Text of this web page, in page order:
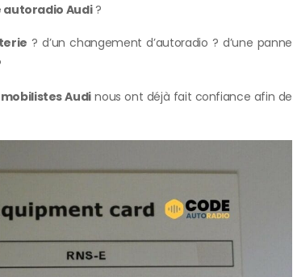
Audi?
? d’un changement d’autoradio ? d’une panne
Audi nous ont déjà fait confiance afin de